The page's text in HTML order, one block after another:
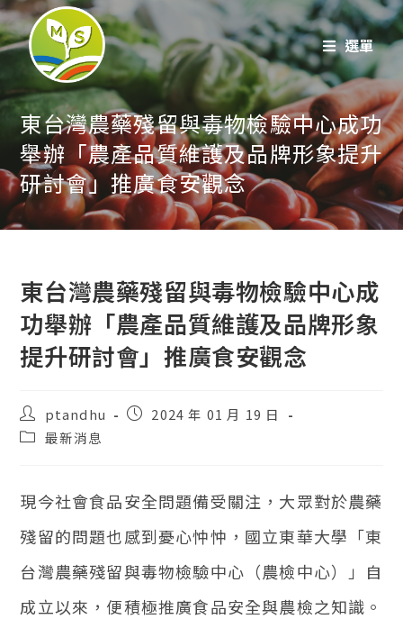
跳
至
容
選單
東台灣農藥殘留與毒物檢驗中心成功
舉辦「農產品質維護及品牌形象提升
研討會」推廣食安觀念
東台灣農藥殘留與毒物檢驗中心成
功舉辦「農產品質維護及品牌形象
提升研討會」推廣食安觀念
貼
文
ptandhu
貼
2024 年 01 月 19 日
貼
別：
最新消息
現今社會食品安全問題備受關注，大眾對於農藥
殘留的問題也感到憂心忡忡，國立東華大學「東
台灣農藥殘留與毒物檢驗中心（農檢中心）」自
成立以來，便積極推廣食品安全與農檢之知識。